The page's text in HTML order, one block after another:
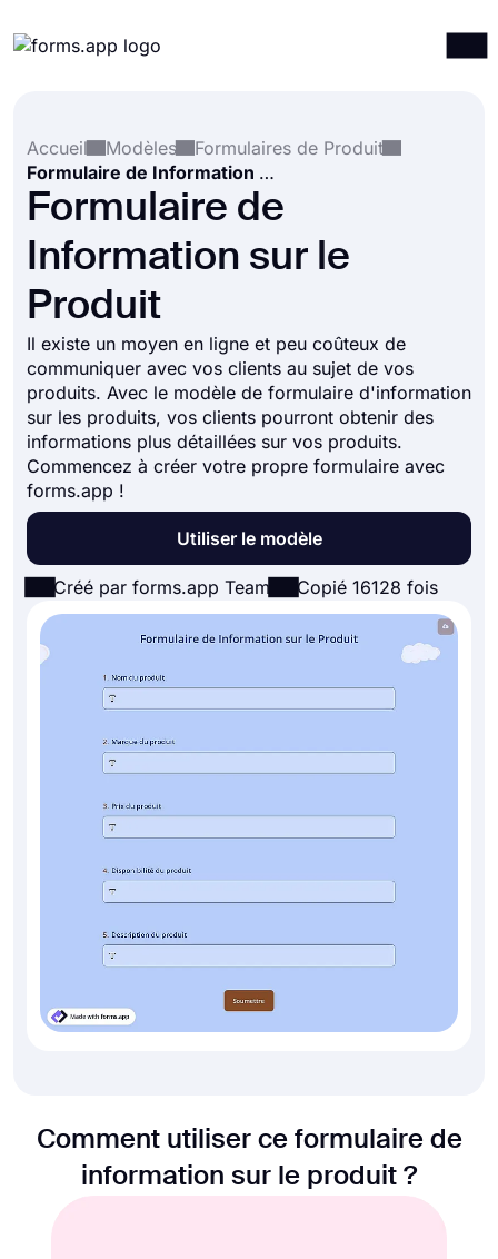
Intégrations
Modèles
Ressources
Accueil
Modèles
Formulaires de Produit
Formulaire de Information sur le Produit
Formulaire de
Information sur le
Produit
Il existe un moyen en ligne et peu coûteux de
communiquer avec vos clients au sujet de vos
produits. Avec le modèle de formulaire d'information
sur les produits, vos clients pourront obtenir des
informations plus détaillées sur vos produits.
Commencez à créer votre propre formulaire avec
forms.app !
Utiliser le modèle
Créé par forms.app Team Copié 16128 fois
Comment utiliser ce formulaire de
information sur le produit ?